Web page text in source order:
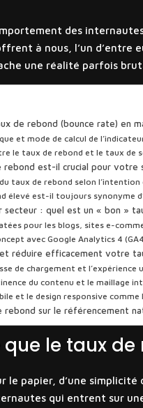
des
à nous, l’un
une réalité parfois
de rebond (bounce rate) en
et mode de calcul de
le taux de rebond et le taux de
rebond est-il crucial pour votre
taux de rebond selon l’intention
élevé est-il toujours synonyme
secteur : quel est un « bon »
pour les blogs, sites e-
avec Google Analytics 4
réduire efficacement votre
de chargement et l’expérience
du contenu et le maillage
et le design responsive comme
rebond sur le référencement
que le taux
le papier, d’une
qui entrent sur